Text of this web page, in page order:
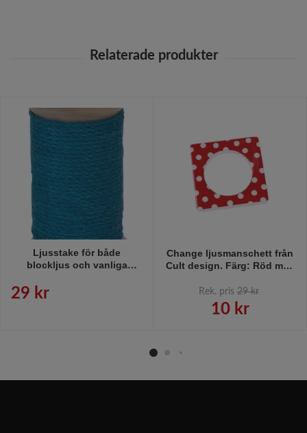
Ljusstake för både
blockljus och vanliga
blått snöre lindat runt den.
29 kr
Change ljusmanschett från
Cult design. Färg: Röd med
Rek. pris 29 kr
10 kr